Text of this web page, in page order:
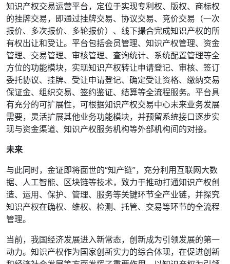
知识产权交易运营平台，定位于实现专利权、版权、商标权
的挂牌交易，即通过挂牌交易、协议交易、竞价交易（一次
报价、多次报价、多轮报价）、线下撮合完成知识产权的所
有权出让和受让。平台包括会员管理、知识产权管理、资金
管理、交易管理、审核管理、查询统计、系统配置管理等全
方位的功能模块，实现知识产权转让申请登记、审核、签订
委托协议、挂牌、受让申请登记、确定受让资格、缴纳交易
保证金、组织交易、签约鉴证、结算等全流程服务。平台具
有充分的可扩展性，可根据知识产权交易中心未来业务发展
需要，灵活扩展其他业务功能模块，并预留系统接口逐步实
现与资金渠道、知识产权服务机构等外部机构间的对接。
未来
与此同时，金证即将面世的“知产链”，充分利用互联网大数
据、人工智能、区块链等技术，致力于推动打通知识产权创
造、运用、保护、管理、服务等关键环节全产业链，并探究
知识产权在确权、维权、检测、托管、交易等环节的全流程
管理。
当前，我国经济发展进入新常态，创新成为引领发展的第一
动力。知识产权作为国家创新实力的综合体现，在促进创新